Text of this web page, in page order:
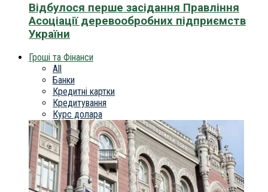
Відбулося перше засідання Правління
Асоціації деревообробних підприємств
України
Гроші та Фінанси
All
Банки
Кредитні картки
Кредитування
Курс долара